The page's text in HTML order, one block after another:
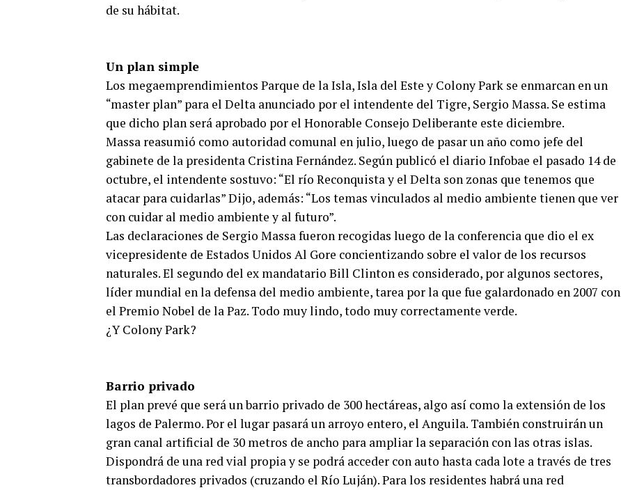
de su hábitat.
Un plan simple
Los megaemprendimientos Parque de la Isla, Isla del Este y Colony Park se enmarcan en un
“master plan” para el Delta anunciado por el intendente del Tigre, Sergio Massa. Se estima
que dicho plan será aprobado por el Honorable Consejo Deliberante este diciembre.
Massa reasumió como autoridad comunal en julio, luego de pasar un año como jefe del
gabinete de la presidenta Cristina Fernández. Según publicó el diario Infobae el pasado 14 de
octubre, el intendente sostuvo: “El río Reconquista y el Delta son zonas que tenemos que
atacar para cuidarlas” Dijo, además: “Los temas vinculados al medio ambiente tienen que ver
con cuidar al medio ambiente y al futuro”.
Las declaraciones de Sergio Massa fueron recogidas luego de la conferencia que dio el ex
vicepresidente de Estados Unidos Al Gore concientizando sobre el valor de los recursos
naturales. El segundo del ex mandatario Bill Clinton es considerado, por algunos sectores,
líder mundial en la defensa del medio ambiente, tarea por la que fue galardonado en 2007 con
el Premio Nobel de la Paz. Todo muy lindo, todo muy correctamente verde.
¿Y Colony Park?
Barrio privado
El plan prevé que será un barrio privado de 300 hectáreas, algo así como la extensión de los
lagos de Palermo. Por el lugar pasará un arroyo entero, el Anguila. También construirán un
gran canal artificial de 30 metros de ancho para ampliar la separación con las otras islas.
Dispondrá de una red vial propia y se podrá acceder con auto hasta cada lote a través de tres
transbordadores privados (cruzando el Río Luján). Para los residentes habrá una red